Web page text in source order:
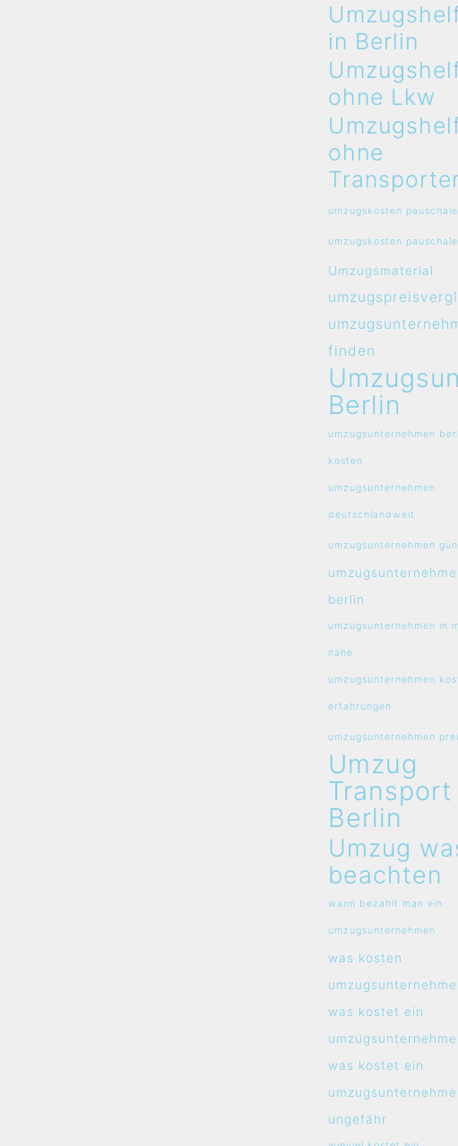
in Berlin
ohne Lkw
ohne
umzugskosten
umzugskosten
Umzugsmaterial
finden
Berlin
umzugsunternehmen
kosten
umzugsunternehmen
deutschlandweit
umzugsunternehmen
berlin
umzugsunternehmen in
nähe
umzugsunternehmen
erfahrungen
umzugsunternehmen
Umzug
Transport
Berlin
Umzug
beachten
wann bezahlt man ein
umzugsunternehmen
was kosten
was kostet ein
was kostet ein
ungefähr